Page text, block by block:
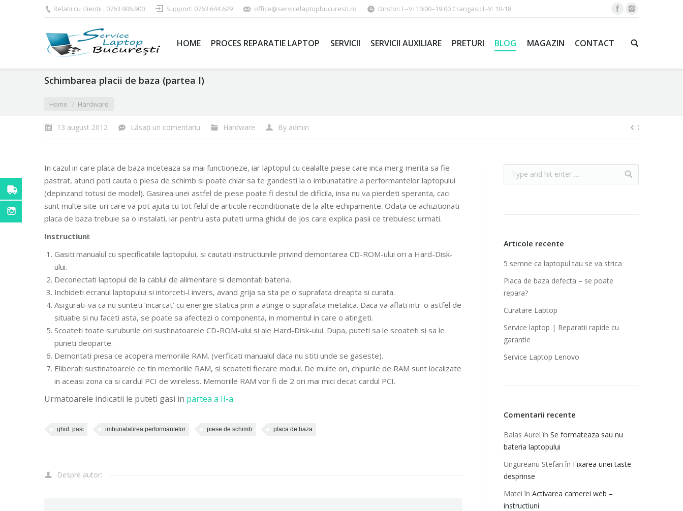
Relatii cu clientii : 0763.906.900 Support: 0763.644.629 office@servicelaptopbucuresti.ro Dristor: L–V: 10:00–19:00 Crangasi: L-V: 10-18
HOME PROCES REPARATIE LAPTOP SERVICII SERVICII AUXILIARE PRETURI BLOG MAGAZIN CONTACT
Schimbarea placii de baza (partea I)
Home Hardware
13 august 2012 Lăsați un comentariu Hardware By admin
In cazul in care placa de baza inceteaza sa mai functioneze, iar laptopul cu cealalte piese care inca merg merita sa fie
pastrat, atunci poti cauta o piesa de schimb si poate chiar sa te gandesti la o imbunatatire a performantelor laptopului
(depinzand totusi de model). Gasirea unei astfel de piese poate fi destul de dificila, insa nu va pierdeti speranta, caci
sunt multe site-uri care va pot ajuta cu tot felul de articole reconditionate de la alte echipamente. Odata ce achizitionati
placa de baza trebuie sa o instalati, iar pentru asta puteti urma ghidul de jos care explica pasii ce trebuiesc urmati.
Instructiuni:
Gasiti manualul cu specificatiile laptopului, si cautati instructiunile privind demontarea CD-ROM-ului ori a Hard-Disk-
ului.
Deconectati laptopul de la cablul de alimentare si demontati bateria.
Inchideti ecranul laptopului si intorceti-l invers, avand grija sa sta pe o suprafata dreapta si curata.
Asigurati-va ca nu sunteti ‘incarcat’ cu energie statica prin a atinge o suprafata metalica. Daca va aflati intr-o astfel de
situatie si nu faceti asta, se poate sa afectezi o componenta, in momentul in care o atingeti.
Scoateti toate suruburile ori sustinatoarele CD-ROM-ului si ale Hard-Disk-ului. Dupa, puteti sa le scoateti si sa le
puneti deoparte.
Demontati piesa ce acopera memoriile RAM. (verficati manualul daca nu stiti unde se gaseste).
Eliberati sustinatoarele ce tin memoriile RAM, si scoateti fiecare modul. De multe ori, chipurile de RAM sunt localizate
in aceasi zona ca si cardul PCI de wireless. Memoriile RAM vor fi de 2 ori mai mici decat cardul PCI.
Urmatoarele indicatii le puteti gasi in partea a II-a.
ghid. pasi imbunatatirea performantelor piese de schimb placa de baza
Despre autor:
Articole recente
5 semne ca laptopul tau se va strica
Placa de baza defecta – se poate
repara?
Curatare Laptop
Service laptop | Reparatii rapide cu
garantie‎
Service Laptop Lenovo
Comentarii recente
Balas Aurel înSe formateaza sau nu
bateria laptopului
Ungureanu Stefan în Fixarea unei taste
desprinse
Matei înActivarea camerei web –
instructiuni